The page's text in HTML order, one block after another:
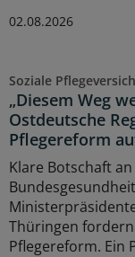
02.08.2026
Soziale
„Diesem Weg
Ostdeutsche
Pflegereform
Klare Botschaft
Thüringen
Pflegereform. Ein